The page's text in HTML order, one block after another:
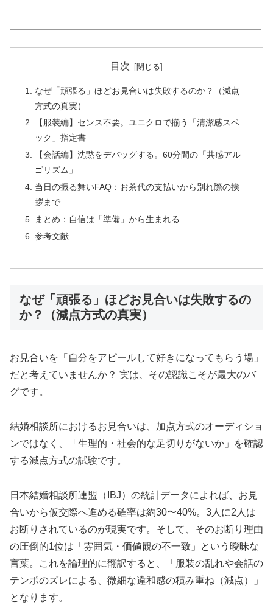
目次
なぜ「頑張る」ほどお見合いは失敗するのか？（減点
方式の真実）
【服装編】センス不要。ユニクロで揃う「清潔感スペ
ック」指定書
【会話編】沈黙をデバッグする。60分間の「共感アル
ゴリズム」
当日の振る舞いFAQ：お茶代の支払いから別れ際の挨
拶まで
まとめ：自信は「準備」から生まれる
参考文献
なぜ「頑張る」ほどお見合いは失敗するの
か？（減点方式の真実）
お見合いを「自分をアピールして好きになってもらう場」
だと考えていませんか？ 実は、その認識こそが最大のバ
グです。
結婚相談所におけるお見合いは、加点方式のオーディショ
ンではなく、「生理的・社会的な足切りがないか」を確認
する減点方式の試験です。
日本結婚相談所連盟（IBJ）の統計データによれば、お見
合いから仮交際へ進める確率は約30〜40%。3人に2人は
お断りされているのが現実です。そして、そのお断り理由
の圧倒的1位は「雰囲気・価値観の不一致」という曖昧な
言葉。これを論理的に翻訳すると、「服装の乱れや会話の
テンポのズレによる、微細な違和感の積み重ね（減点）」
となります。